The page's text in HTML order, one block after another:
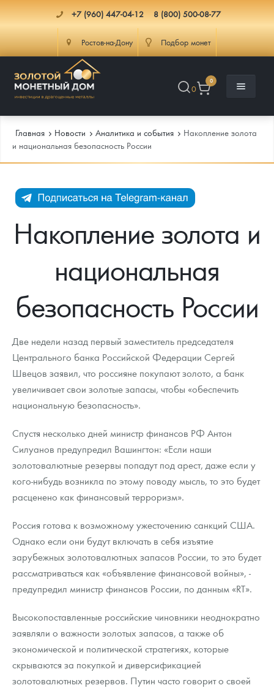
+7 (960) 447-04-12 8 (800) 500-08-77
Ростов-на-Дону Подбор монет
0
0
Каталог Монет
Инвестиционные монеты
Памятные монеты России и СССР
Монеты Царской России
Монеты стран мира после 1950г
Монеты и жетоны ЗМД
Георгий Победоносец
Золотой червонец Сеятель
Золотые слитки
Аксессуары
Год Лошади
Флот: ледоколы и корабли
Жетоны "Необыкновенные обитатели глубин"
Ювелирные изделия
Русская нумизматика
Золотая карманная галерея
Монеты и жетоны из недрагоценных металлов
Книги по нумизматике
Инфо
Как сделать заказ
Гарантии
Выкуп монет
Выкуп серебряных монет
Вопрос - ответ
Памятка для работы с монетами из драгметаллов
Монеты
Политика конфиденциальности
Политика использования Cookies
Положение по обработке и защите персональных данных
Доставка
Информация
Распродажа монет и жетонов
Аналитика и события
Итоги 2025 года. Прогноз курсов золота, серебра, платины на
2026 год
Cтатьи
Георгий Победоносец - динамика цен
Котировки
Курс золота и серебра
Лом выкуп
Скупка слитков
Контакты
О нас
Наши преимущества
Пресс-служба
Главная Новости Аналитика и события
Накопление золота
и национальная безопасность России
Накопление золота и
национальная
безопасность России
Две недели назад первый заместитель председателя
Центрального банка Российской Федерации Сергей
Швецов заявил, что россияне покупают золото, а банк
увеличивает свои золотые запасы, чтобы «обеспечить
национальную безопасность».
Спустя несколько дней министр финансов РФ Антон
Силуанов предупредил Вашингтон: «Если наши
золотовалютные резервы попадут под арест, даже если у
кого-нибудь возникла по этому поводу мысль, то это будет
расценено как финансовый терроризм».
Россия готова к возможному ужесточению санкций США.
Однако если они будут включать в себя изъятие
зарубежных золотовалютных запасов России, то это будет
рассматриваться как «объявление финансовой войны», -
предупредил министр финансов России, по данным «RT».
Высокопоставленные российские чиновники неоднократно
заявляли о важности золотых запасов, а также об
экономической и политической стратегиях, которые
скрываются за покупкой и диверсификацией
золотовалютных резервов. Путин часто говорит о своей